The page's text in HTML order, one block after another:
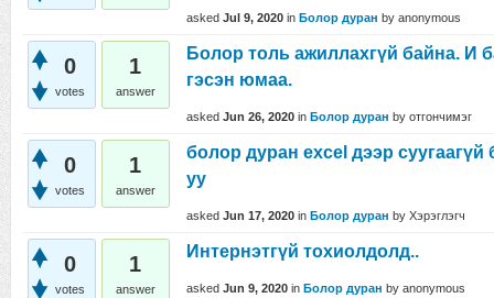
asked Jul 9, 2020 in Болор дуран by anonymous
0
votes
1
answer
Болор толь ажиллахгүй байна. И
гэсэн юмаа.
asked Jun 26, 2020 in Болор дуран by отгончимэг
0
votes
1
answer
болор дуран excel дээр
уу
asked Jun 17, 2020 in Болор дуран by Хэрэглэгч
0
votes
1
answer
Интернэтгүй тохиолдолд..
asked Jun 9, 2020 in Болор дуран by anonymous